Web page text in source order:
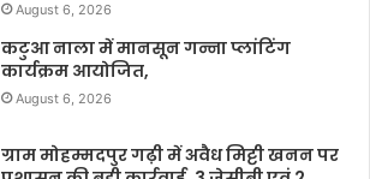
August 6, 2026
कटुआ नाला में मानसून गन्ना प्लांटिंग
कार्यक्रम आयोजित,
August 6, 2026
ग्राम मोहम्मदपुर गढ़ी में अवैध मिट्टी खनन पर